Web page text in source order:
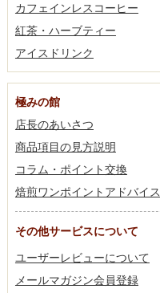
カフェインレスコーヒー
紅茶・ハーブティー
アイスドリンク
極みの館
店長のあいさつ
商品項目の見方説明
コラム・ポイント交換
焙煎ワンポイントアドバイス
その他サービスについて
ユーザーレビューについて
メールマガジン会員登録